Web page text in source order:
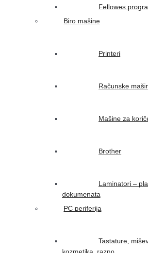
Fellowes
Biro mašine
Printeri
Računske
Mašine za
Brother
Laminatori –
dokumenata
PC periferija
Tastature,